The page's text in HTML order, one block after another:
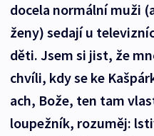
docela normální muži
ženy) sedají u
děti. Jsem si jist, že
chvíli, kdy se ke
ach, Bože, ten tam
loupežník, rozuměj: